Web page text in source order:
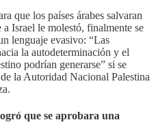
que los países árabes salvaran
Israel le molestó, finalmente se
lenguaje evasivo: “Las
la autodeterminación y el
podrían generarse” si se
la Autoridad Nacional Palestina
que se aprobara una